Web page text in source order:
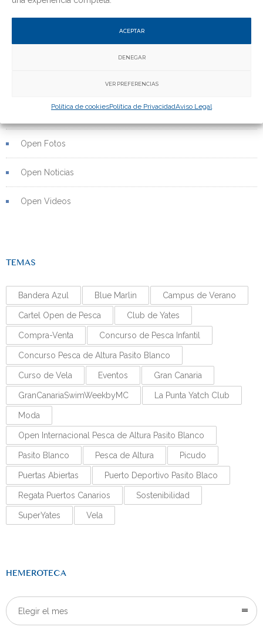
ACEPTAR
DENEGAR
VER PREFERENCIAS
Política de cookiesPolítica de PrivacidadAviso Legal
Open Fotos
Open Noticias
Open Videos
TEMAS
Bandera Azul Blue Marlin Campus de Verano
Cartel Open de Pesca Club de Yates
Compra-Venta Concurso de Pesca Infantil
Concurso Pesca de Altura Pasito Blanco
Curso de Vela Eventos Gran Canaria
GranCanariaSwimWeekbyMC La Punta Yatch Club
Moda
Open Internacional Pesca de Altura Pasito Blanco
Pasito Blanco Pesca de Altura Picudo
Puertas Abiertas Puerto Deportivo Pasito Blaco
Regata Puertos Canarios Sostenibilidad
SuperYates Vela
HEMEROTECA
Elegir el mes